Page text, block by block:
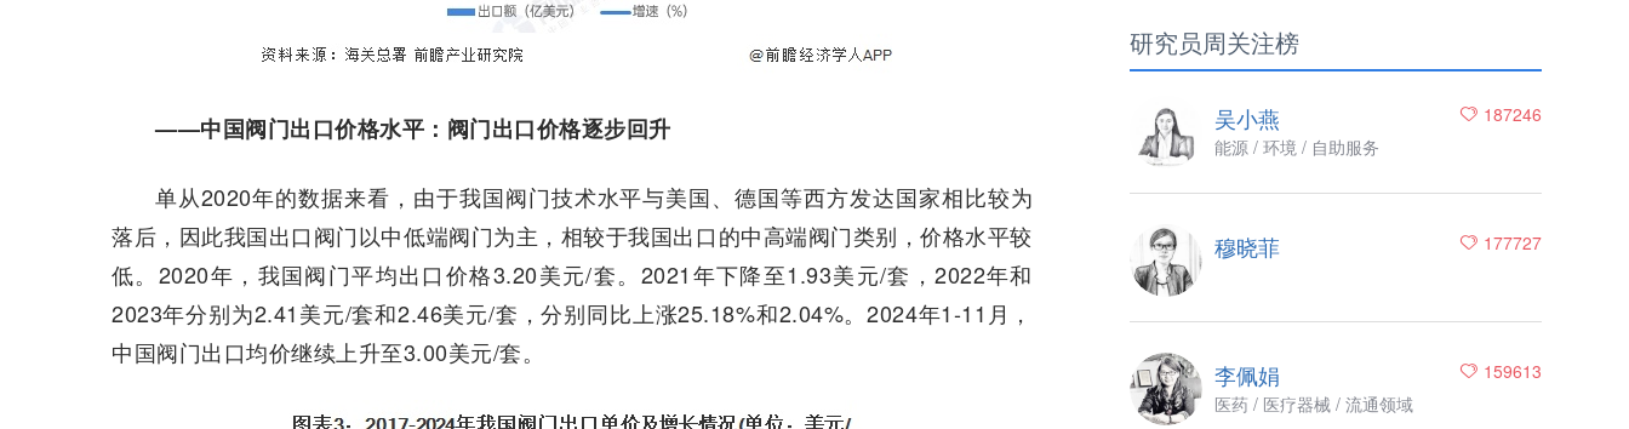
——中国阀门出口价格水平：阀门出口价格逐步回升
单从2020年的数据来看，由于我国阀门技术水平与美国、德国等西方发达国家相比较为
落后，因此我国出口阀门以中低端阀门为主，相较于我国出口的中高端阀门类别，价格水平较
低。2020年，我国阀门平均出口价格3.20美元/套。2021年下降至1.93美元/套，2022年和
2023年分别为2.41美元/套和2.46美元/套，分别同比上涨25.18%和2.04%。2024年1-11月，
中国阀门出口均价继续上升至3.00美元/套。
研究员周关注榜
187246
吴小燕
能源 / 环境 / 自助服务
177727
穆晓菲
159613
李佩娟
医药 / 医疗器械 / 流通领域